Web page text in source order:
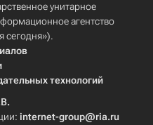
унитарное
агентство
сегодня»).
технологий
internet-group@ria.ru